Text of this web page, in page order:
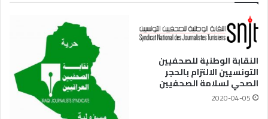
النقابة الوطنية للصحفيين
التونسيين الالتزام بالحجر
الصحي لسلامة الصحفيين
2020-04-05